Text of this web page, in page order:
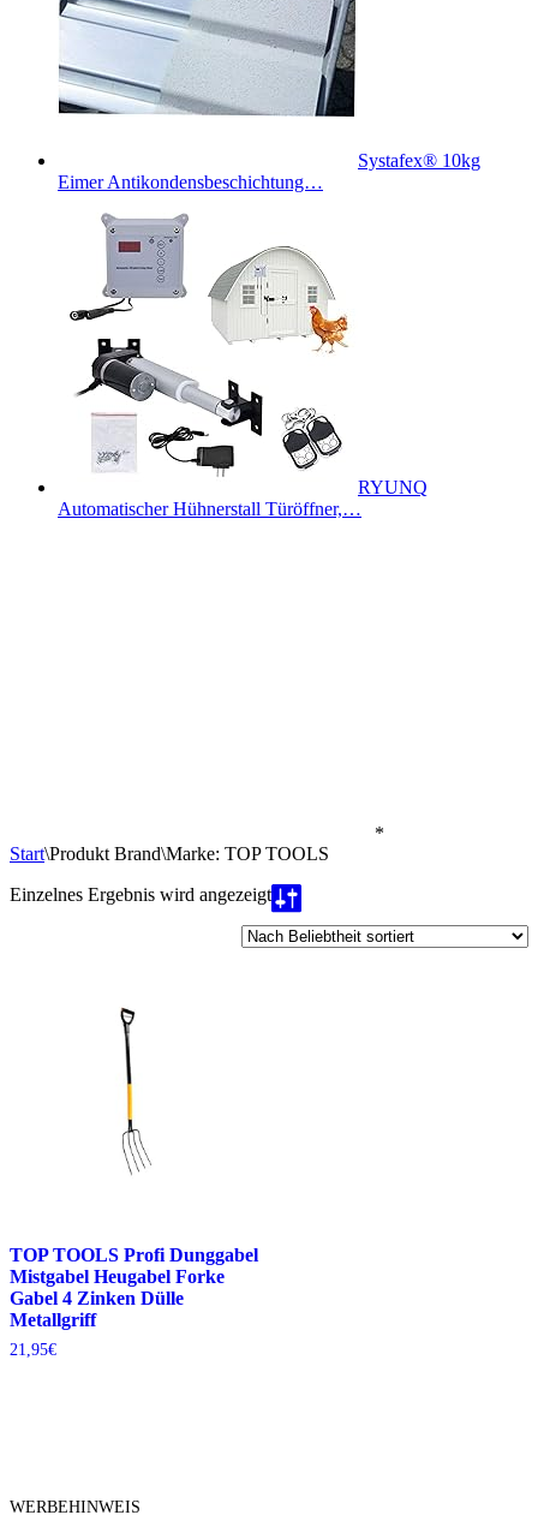
Systafex® 10kg
Eimer Antikondensbeschichtung…
RYUNQ
Automatischer Hühnerstall Türöffner,…
*
Start\Produkt Brand\Marke: TOP TOOLS
Einzelnes Ergebnis wird angezeigt
TOP TOOLS Profi Dunggabel
Mistgabel Heugabel Forke
Gabel 4 Zinken Dülle
Metallgriff
21,95€
WERBEHINWEIS